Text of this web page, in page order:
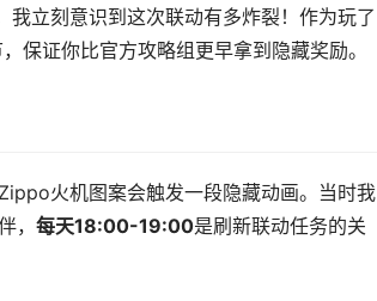
立刻意识到这次联动有多炸裂！作为玩了
保证你比官方攻略组更早拿到隐藏奖励。
火机图案会触发一段隐藏动画。当时我
， 每天18:00-19:00是刷新联动任务的关